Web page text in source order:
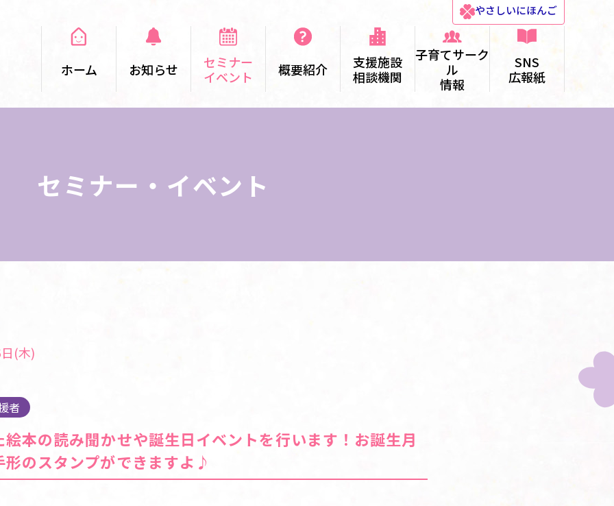
やさしいにほんご
ホーム お知らせ
セミナー
イベント
概要紹介
支援施設
相談機関
子育てサーク
ル
情報
SNS
広報紙
セミナー・イベント
(木)
者
本の読み聞かせや誕生日イベントを行います！お誕生月
のスタンプができますよ♪